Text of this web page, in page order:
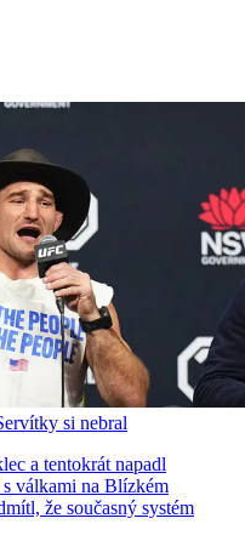
si nebral
a tentokrát napadl
válkami na Blízkém
že současný systém